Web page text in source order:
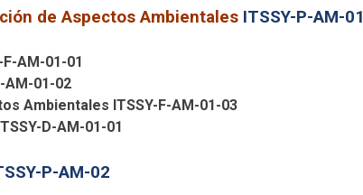
de Aspectos Ambientales ITSSY-P-AM-01
AM-01-01
AM-01-02
Ambientales ITSSY-F-AM-01-03
D-AM-01-01
P-AM-02